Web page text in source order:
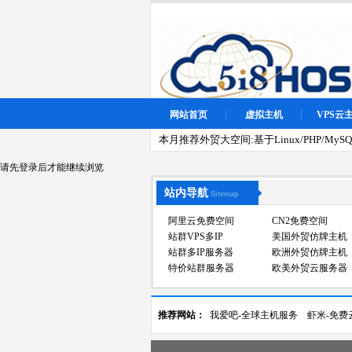
网站首页 虚拟主机 VPS云
本月推荐外贸大空间:基于Linux/PHP/
请先登录后才能继续浏览
站内导航 Sitemap
阿里云免费空间
CN2免费空间
站群VPS多IP
美国外贸仿牌主机
站群多IP服务器
欧洲外贸仿牌主机
特价站群服务器
欧美外贸云服务器
推荐网站： 我爱吧-全球主机服务 虾米-免费